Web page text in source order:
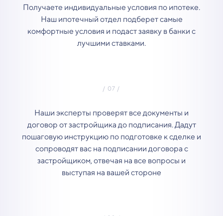
Получаете индивидуальные условия по ипотеке.
Наш ипотечный отдел подберет самые
комфортные условия и подаст заявку в банки с
лучшими ставками.
Наши эксперты проверят все документы и
договор от застройщика до подписания. Дадут
пошаговую инструкцию по подготовке к сделке и
сопроводят вас на подписании договора с
застройщиком, отвечая на все вопросы и
выступая на вашей стороне